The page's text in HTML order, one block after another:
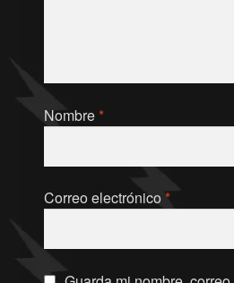
Nombre*
Correo electrónico *